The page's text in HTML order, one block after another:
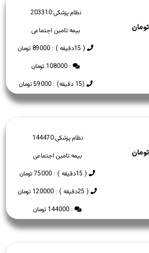
نظام پزشکی:203310
بیمه:تامین اجتماعی
( 15دقیقه ) : 89000 تومان
: 108000 تومان
(15 دقیقه) : 59000 تومان
نظام پزشکی:144470
بیمه:تامین اجتماعی
( 15دقیقه ) : 75000 تومان
( 25دقیقه ) : 120000 تومان
: 144000 تومان